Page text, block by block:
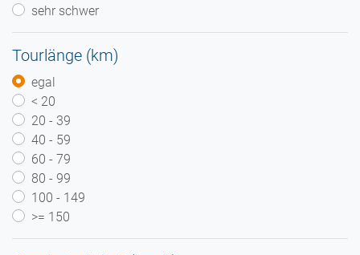
sehr schwer
Tourlänge (km)
egal
< 20
20 - 39
40 - 59
60 - 79
80 - 99
100 - 149
>= 150